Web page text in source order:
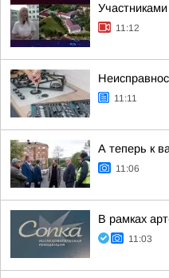
11:12
11:11
А теперь к
11:06
В рамках
11:03